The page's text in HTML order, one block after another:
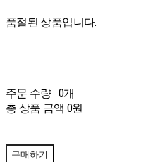
품절된 상품입니다.
주문 수량 0개
총 상품 금액 0원
구매하기